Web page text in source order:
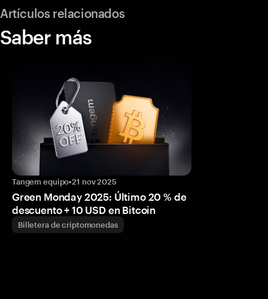
Artículos relacionados
Saber más
Tangem equipo•21 nov 2025
Green Monday 2025: Último 20 % de
descuento + 10 USD en Bitcoin
Billetera de criptomonedas